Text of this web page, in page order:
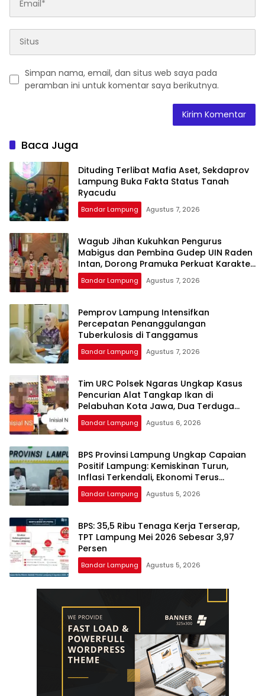
Simpan nama, email, dan situs web saya pada
peramban ini untuk komentar saya berikutnya.
Baca Juga
Dituding Terlibat Mafia Aset, Sekdaprov
Lampung Buka Fakta Status Tanah
Ryacudu
Bandar Lampung Agustus 7, 2026
Wagub Jihan Kukuhkan Pengurus
Mabigus dan Pembina Gudep UIN Raden
Intan, Dorong Pramuka Perkuat Karakter
Generasi Muda
Bandar Lampung Agustus 7, 2026
Pemprov Lampung Intensifkan
Percepatan Penanggulangan
Tuberkulosis di Tanggamus
Bandar Lampung Agustus 7, 2026
Tim URC Polsek Ngaras Ungkap Kasus
Pencurian Alat Tangkap Ikan di
Pelabuhan Kota Jawa, Dua Terduga
Pelaku Diamankan.
Bandar Lampung Agustus 6, 2026
BPS Provinsi Lampung Ungkap Capaian
Positif Lampung: Kemiskinan Turun,
Inflasi Terkendali, Ekonomi Terus
Tumbuh
Bandar Lampung Agustus 5, 2026
BPS: 35,5 Ribu Tenaga Kerja Terserap,
TPT Lampung Mei 2026 Sebesar 3,97
Persen
Bandar Lampung Agustus 5, 2026